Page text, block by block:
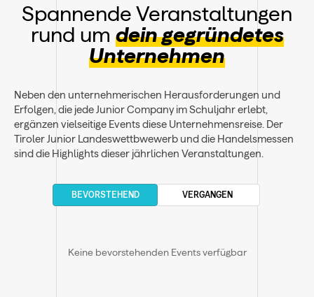
Spannende Veranstaltungen
rund um dein gegründetes
Unternehmen
Neben den unternehmerischen Herausforderungen und
Erfolgen, die jede Junior Company im Schuljahr erlebt,
ergänzen vielseitige Events diese Unternehmensreise. Der
Tiroler Junior Landeswettbwewerb und die Handelsmessen
sind die Highlights dieser jährlichen Veranstaltungen.
BEVORSTEHEND VERGANGEN
Keine bevorstehenden Events verfügbar